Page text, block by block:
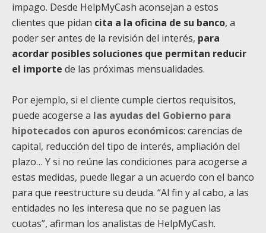
impago. Desde HelpMyCash aconsejan a estos
clientes que pidan cita a la oficina de su banco, a
poder ser antes de la revisión del interés, para
acordar posibles soluciones que permitan reducir
el importe de las próximas mensualidades.
Por ejemplo, si el cliente cumple ciertos requisitos,
puede acogerse a las ayudas del Gobierno para
hipotecados con apuros económicos: carencias de
capital, reducción del tipo de interés, ampliación del
plazo… Y si no reúne las condiciones para acogerse a
estas medidas, puede llegar a un acuerdo con el banco
para que reestructure su deuda. “Al fin y al cabo, a las
entidades no les interesa que no se paguen las
cuotas”, afirman los analistas de HelpMyCash.